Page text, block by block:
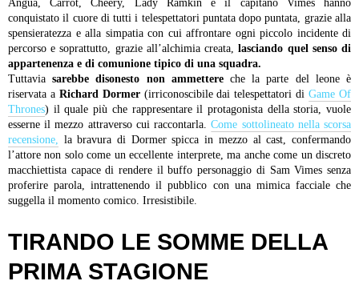
Angua, Carrot, Cheery, Lady Ramkin e il capitano Vimes hanno
conquistato il cuore di tutti i telespettatori puntata dopo puntata, grazie alla
spensieratezza e alla simpatia con cui affrontare ogni piccolo incidente di
percorso e soprattutto, grazie all’alchimia creata,lasciando quel senso di
appartenenza e di comunione tipico di una squadra.
Tuttaviasarebbe disonesto non ammettereche la parte del leone è
riservata a Richard Dormer(irriconoscibile dai telespettatori diGame Of
Thrones) il quale più che rappresentare il protagonista della storia, vuole
esserne il mezzo attraverso cui raccontarla.Come sottolineato nella scorsa
recensione,
la bravura di Dormer spicca in mezzo al cast, confermando
l’attore non solo come un eccellente interprete, ma anche come un discreto
macchiettista capace di rendere il buffo personaggio di Sam Vimes senza
proferire parola, intrattenendo il pubblico con una mimica facciale che
suggella il momento comico. Irresistibile.
TIRANDO LE SOMME DELLA
PRIMA STAGIONE